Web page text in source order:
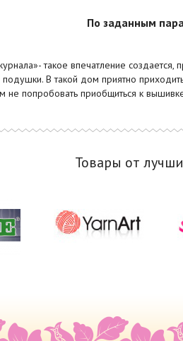
По заданным
такое впечатление
В такой дом приятно
попробовать приобщиться к
Товары от